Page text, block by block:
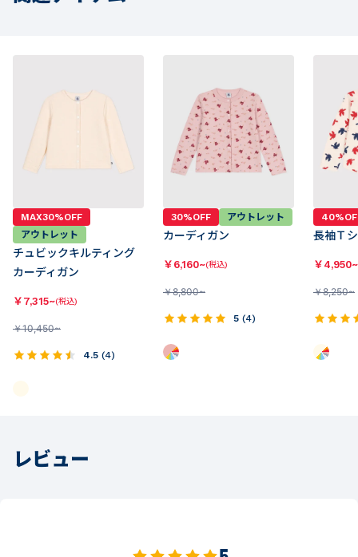
MAX30%OFF
アウトレット
チュビックキルティング
カーディガン
￥ 7,315~(税込)
￥10,450~
4.5 (4)
30%OFF アウトレット
カーディガン
￥ 6,160~(税込)
￥8,800~
5 (4)
長袖Ｔ
￥ 4,950~
￥8,250~
レビュー